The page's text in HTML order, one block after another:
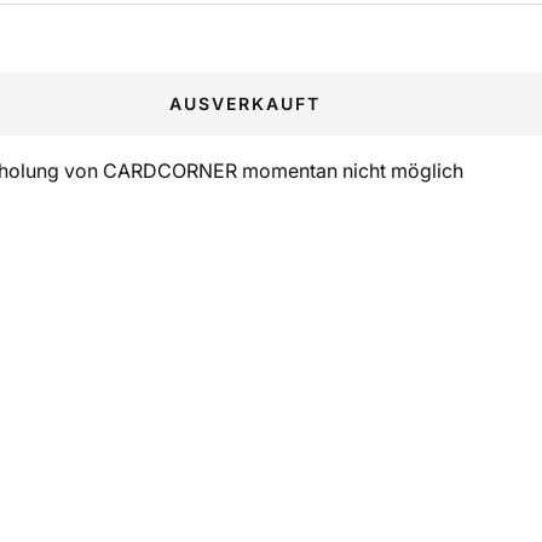
AUSVERKAUFT
von CARDCORNER momentan nicht möglich